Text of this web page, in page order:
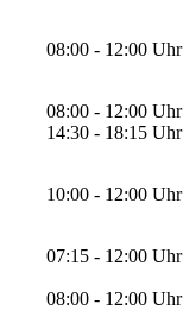
08:00 - 12:00 Uhr
08:00 - 12:00 Uhr
14:30 - 18:15 Uhr
10:00 - 12:00 Uhr
07:15 - 12:00 Uhr
08:00 - 12:00 Uhr